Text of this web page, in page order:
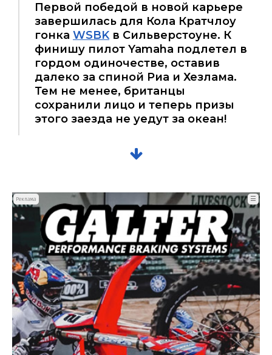
Первой победой в новой карьере
завершилась для Кола Кратчлоу
гонка WSBKв Сильверстоуне. К
финишу пилот Yamaha подлетел в
гордом одиночестве, оставив
далеко за спиной Риа и Хезлама.
Тем не менее, британцы
сохранили лицо и теперь призы
этого заезда не уедут за океан!
Реклама ☰